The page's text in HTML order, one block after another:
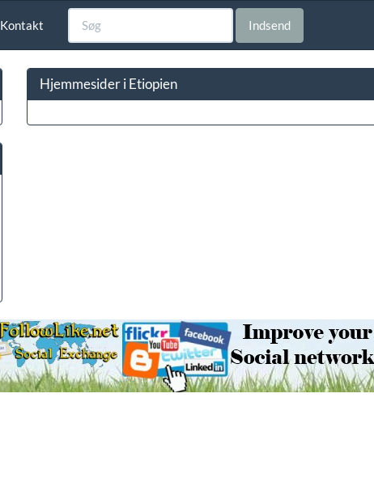
Kontakt Indsend
Hjemmesider i Etiopien